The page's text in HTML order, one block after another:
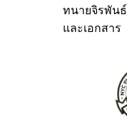
ทนายจิรพันธ์
และเอกสาร